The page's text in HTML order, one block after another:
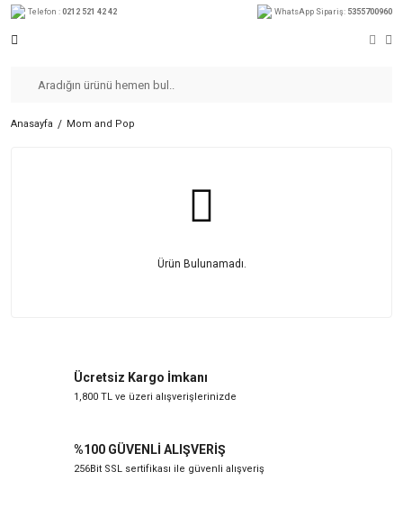
Telefon : 0212 521 42 42 WhatsApp Sipariş: 5355700960
Anasayfa Mom and Pop
Ürün Bulunamadı.
Ücretsiz Kargo İmkanı
1,800 TL ve üzeri alışverişlerinizde
%100 GÜVENLİ ALIŞVERİŞ
256Bit SSL sertifikası ile güvenli alışveriş